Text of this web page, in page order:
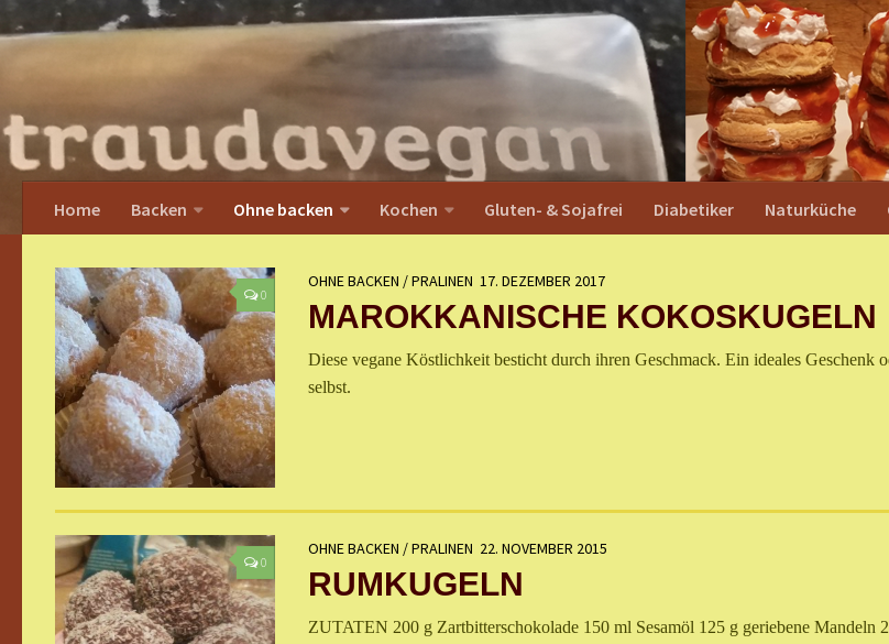
Home Backen Ohne backen Kochen Gluten- & Sojafrei Diabetiker Naturküche
0
OHNE BACKEN /PRALINEN 17. DEZEMBER 2017
MAROKKANISCHE KOKOSKUGELN
Diese vegane Köstlichkeit besticht durch ihren Geschmack. Ein ideales Geschenk
selbst.
0
OHNE BACKEN /PRALINEN 22. NOVEMBER 2015
RUMKUGELN
ZUTATEN 200 g Zartbitterschokolade 150 ml Sesamöl 125 g geriebene Mandeln